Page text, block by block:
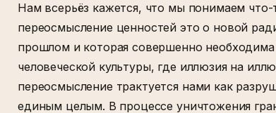
Нам всерьёз кажется, что мы понимаем
переосмысление ценностей это о новой
прошлом и которая совершенно
человеческой культуры, где иллюзия на
переосмысление трактуется нами как
единым целым. В процессе уничтожения